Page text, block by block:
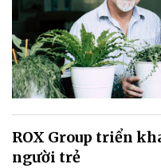
ROX Group triển
người trẻ